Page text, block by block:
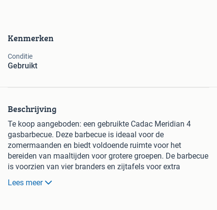
Kenmerken
Conditie
Gebruikt
Beschrijving
Te koop aangeboden: een gebruikte Cadac Meridian 4
gasbarbecue. Deze barbecue is ideaal voor de
zomermaanden en biedt voldoende ruimte voor het
bereiden van maaltijden voor grotere groepen. De barbecue
is voorzien van vier branders en zijtafels voor extra
werkruimte. Hoewel gebruikt, functioneert de barbecue nog
prima en kan deze na een goede schoonmaakbeurt nog
Lees meer